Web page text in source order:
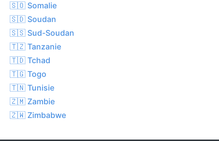
🇸🇴 Somalie
🇸🇩 Soudan
🇸🇸 Sud-Soudan
🇹🇿 Tanzanie
🇹🇩 Tchad
🇹🇬 Togo
🇹🇳 Tunisie
🇿🇲 Zambie
🇿🇼 Zimbabwe